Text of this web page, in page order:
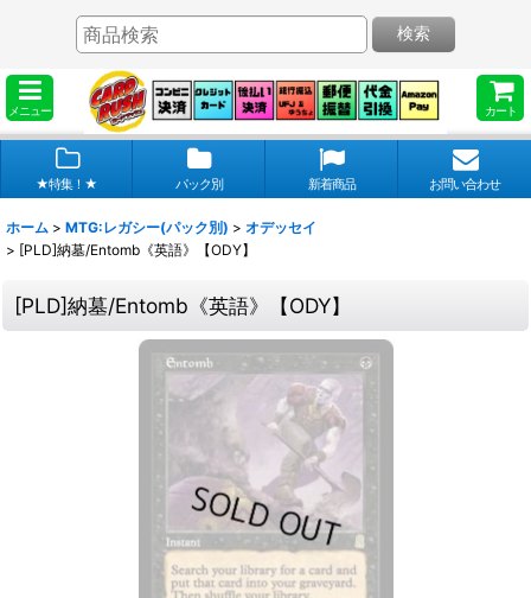
メニュー カート
検索
★特集！★ パック別 新着商品 お問い合わせ
ホーム > MTG:レガシー(パック別) > オデッセイ
> [PLD]納墓/Entomb《英語》【ODY】
[PLD]納墓/Entomb《英語》【ODY】